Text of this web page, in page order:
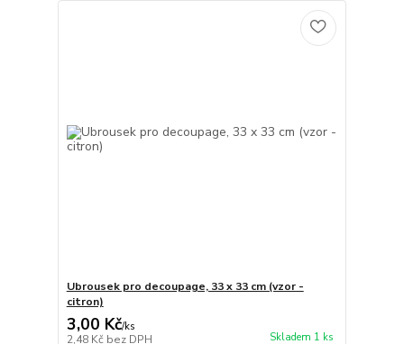
Ubrousek pro decoupage, 33 x 33 cm (vzor -
citron)
3,00 Kč/ks
2,48 Kč bez DPH Skladem 1 ks